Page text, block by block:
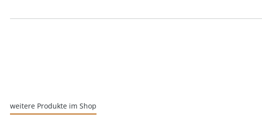
weitere Produkte im Shop